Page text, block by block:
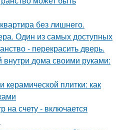
без лишнего.
Один из самых доступных
- перекрасить дверь.
дома своими руками:
плитки: как
на счету - включается